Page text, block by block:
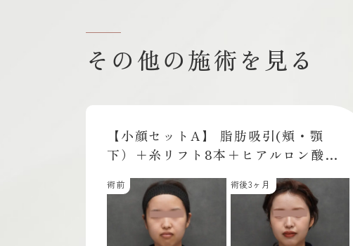
その他の施術を見る
脂肪注入（手の甲）
術後3ヶ月